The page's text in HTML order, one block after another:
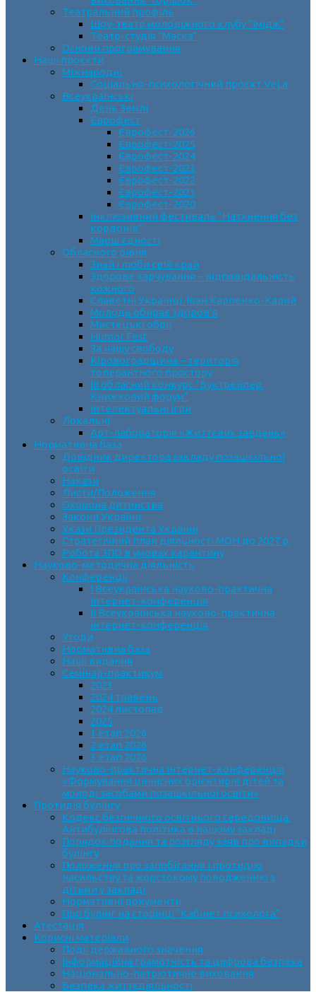
Театральний профіль
Шоу-театр молодіжного клубу “Імідж”
Театр-студія “Маска”
Основи програмування
Наші проєкти
Міжнародні
Соціально-психологічний проєкт VeLa
Всеукраїнські
День Землі
Єврофест
Єврофест-2026
Єврофест-2025
Єврофест-2024
Єврофест-2023
Єврофест-2022
Єврофест-2021
Єврофест-2020
Інклюзивний фестиваль “Натхнення без
кордонів”
Марш єдності
Обласного рівня
Знай і люби свій край
Здорове харчування – відповідальність
кожного
Славетні Українці. Іван Карпенко-Карий
Молодь обирає здоров’я
Мистецькі обрії
Humor Fest
За нашу свободу
Кіровоградщина – територія
толерантного простору
ІII обласний конкурс “Буктрейлер.
Книжковий форум”
Інтелектуальні ігри
Локальні
Арт-лабораторія «Життєвих завдань»
Нормативна база
Довідник директора закладу позашкільної
освіти
Накази
Листи/Положення
Охорона дитинства
Закони України
Укази Президента України
Стратегічний план діяльності МОН до 2027 р.
Робота ЗПО в умовах карантину
Науково-методична діяльність
Конференції
І Всеукраїнська науково-практична
інтернет-конференція
ІІ Всеукраїнська науково-практична
інтернет-конференція
Угоди
Нормативна база
Наші видання
Семінар-практикум
2023
2024 травень
2024 листопад
2025
1 етап 2026
2 етап 2026
3 етап 2026
Науково-практична інтернет-конференція
«Формування ціннісних орієнтирів дітей та
молоді засобами позашкільної освіти»
Протидія булінгу
Кодекс безпечного освітнього середовища.
Антибулінгова політика в нашому закладі
Порядок подання та розгляду заяв про випадки
булінгу
Положення про запобігання і протидію
насильству та жорстокому поводженню з
дітьми у закладі
Нормативні документи
Про булінг на сторінці “Кабінет психолога”
Атестація
Корисні матеріали
Події державного значення
Інформаційна грамотність та цифрова безпека
Національно-патріотичне виховання
Безпека життєдіяльності